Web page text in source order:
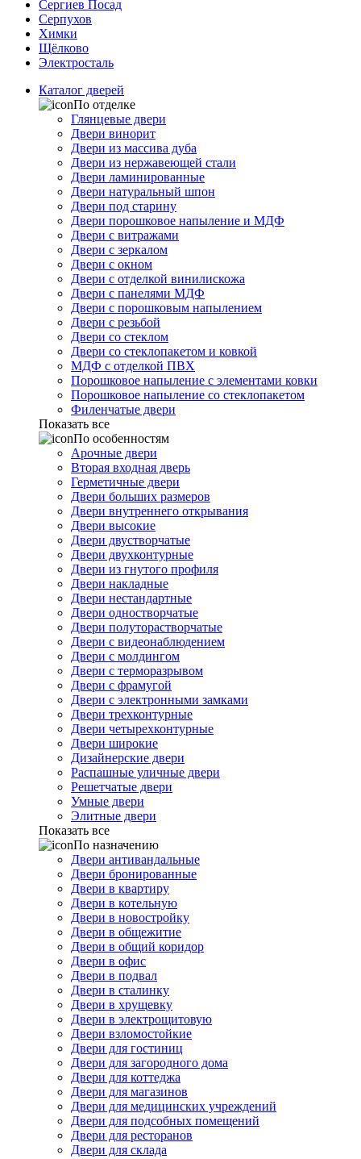
Сергиев Посад
Серпухов
Химки
Щёлково
Электросталь
Каталог дверей
По отделке
Глянцевые двери
Двери винорит
Двери из массива дуба
Двери из нержавеющей стали
Двери ламинированные
Двери натуральный шпон
Двери под старину
Двери порошковое напыление и МДФ
Двери с витражами
Двери с зеркалом
Двери с окном
Двери с отделкой винилискожа
Двери с панелями МДФ
Двери с порошковым напылением
Двери с резьбой
Двери со стеклом
Двери со стеклопакетом и ковкой
МДФ с отделкой ПВХ
Порошковое напыление с элементами ковки
Порошковое напыление со стеклопакетом
Филенчатые двери
Показать все
По особенностям
Арочные двери
Вторая входная дверь
Герметичные двери
Двери больших размеров
Двери внутреннего открывания
Двери высокие
Двери двустворчатые
Двери двухконтурные
Двери из гнутого профиля
Двери накладные
Двери нестандартные
Двери одностворчатые
Двери полуторастворчатые
Двери с видеонаблюдением
Двери с молдингом
Двери с терморазрывом
Двери с фрамугой
Двери с электронными замками
Двери трехконтурные
Двери четырехконтурные
Двери широкие
Дизайнерские двери
Распашные уличные двери
Решетчатые двери
Умные двери
Элитные двери
Показать все
По назначению
Двери антивандальные
Двери бронированные
Двери в квартиру
Двери в котельную
Двери в новостройку
Двери в общежитие
Двери в общий коридор
Двери в офис
Двери в подвал
Двери в сталинку
Двери в хрущевку
Двери в электрощитовую
Двери взломостойкие
Двери для гостиниц
Двери для загородного дома
Двери для коттеджа
Двери для магазинов
Двери для медицинских учреждений
Двери для подсобных помещений
Двери для ресторанов
Двери для склада